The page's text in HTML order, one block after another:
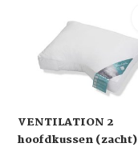
VENTILATION 2
hoofdkussen (zacht)